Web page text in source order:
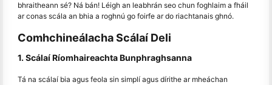
bhraitheann sé? Ná bán! Léigh an leabhrán seo chun foghlaim a fháil
ar conas scála an bhia a roghnú go foirfe ar do riachtanais ghnó.
Comhchineálacha Scálaí Deli
1. Scálaí Ríomhaireachta Bunphraghsanna
Tá na scálaí bia agus feola sin simplí agus dírithe ar mheáchan